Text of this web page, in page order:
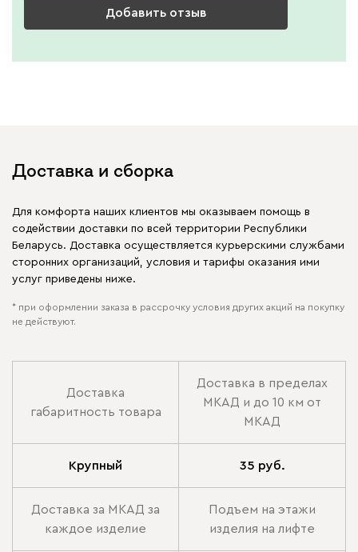
Добавить отзыв
Доставка и сборка
Для комфорта наших клиентов мы оказываем помощь в
содействии доставки по всей территории Республики
Беларусь. Доставка осуществляется курьерскими службами
сторонних организаций, условия и тарифы оказания ими
услуг приведены ниже.
* при оформлении заказа в рассрочку условия других акций на покупку
не действуют.
Доставка
габаритность товара
Доставка в пределах
МКАД и до 10 км от
МКАД
Крупный 35 руб.
Доставка за МКАД за
каждое изделие
Подъем на этажи
изделия на лифте